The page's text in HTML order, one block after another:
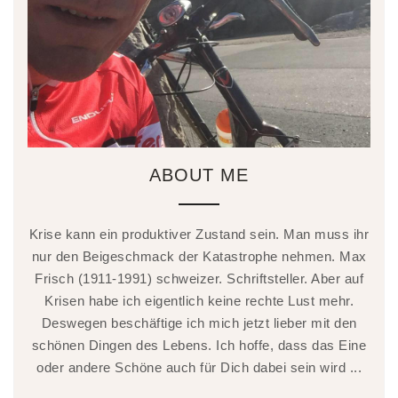
ABOUT ME
Krise kann ein produktiver Zustand sein. Man muss ihr
nur den Beigeschmack der Katastrophe nehmen. Max
Frisch (1911-1991) schweizer. Schriftsteller. Aber auf
Krisen habe ich eigentlich keine rechte Lust mehr.
Deswegen beschäftige ich mich jetzt lieber mit den
schönen Dingen des Lebens. Ich hoffe, dass das Eine
oder andere Schöne auch für Dich dabei sein wird ...